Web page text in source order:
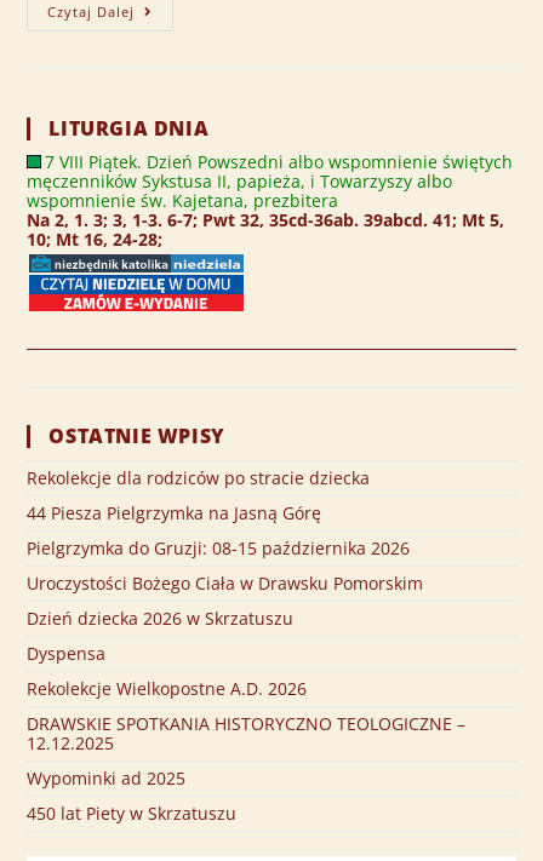
Czytaj Dalej
LITURGIA DNIA
7 VIII Piątek. Dzień Powszedni albo wspomnienie świętych
męczenników Sykstusa II, papieża, i Towarzyszy albo
wspomnienie św. Kajetana, prezbitera
Na 2, 1. 3; 3, 1-3. 6-7; Pwt 32, 35cd-36ab. 39abcd. 41; Mt 5,
10; Mt 16, 24-28;
OSTATNIE WPISY
Rekolekcje dla rodziców po stracie dziecka
44 Piesza Pielgrzymka na Jasną Górę
Pielgrzymka do Gruzji: 08-15 października 2026
Uroczystości Bożego Ciała w Drawsku Pomorskim
Dzień dziecka 2026 w Skrzatuszu
Dyspensa
Rekolekcje Wielkopostne A.D. 2026
DRAWSKIE SPOTKANIA HISTORYCZNO TEOLOGICZNE –
12.12.2025
Wypominki ad 2025
450 lat Piety w Skrzatuszu